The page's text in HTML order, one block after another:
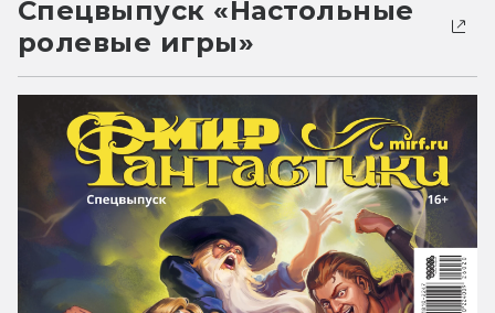
Спецвыпуск «Настольные
ролевые игры»